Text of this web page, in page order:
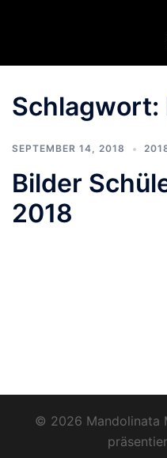
Schlagwort:
SEPTEMBER 14, 2018
Bilder
2018
© 2026 Mandolinata